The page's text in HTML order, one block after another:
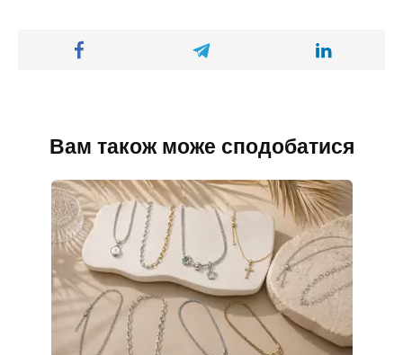
Вам також може сподобатися